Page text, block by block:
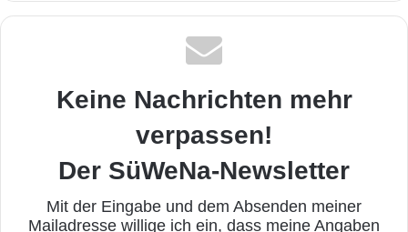
Keine Nachrichten mehr
verpassen!
Der SüWeNa-Newsletter
Mit der Eingabe und dem Absenden meiner
Mailadresse willige ich ein, dass meine Angaben